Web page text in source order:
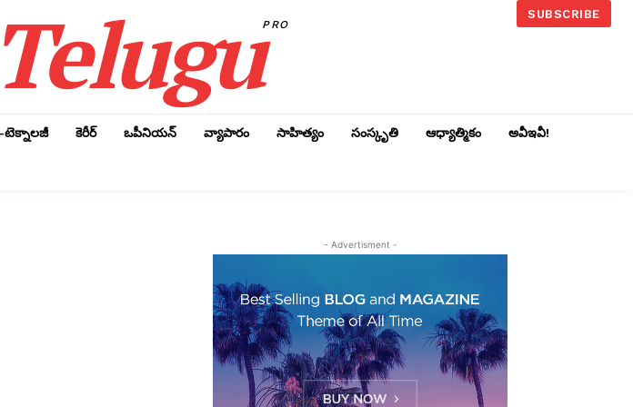
PRO
SUBSCRIBE
టెక్నాలజీ కెరీర్‌ ఒపీనియన్‌ వ్యాపారం సాహిత్యం సంస్కృతి ఆధ్యాత్మికం అవీఇవీ!
- Advertisment -